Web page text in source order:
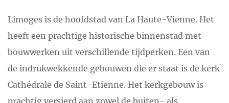
Limoges is de hoofdstad van La Haute-Vienne. Het
heeft een prachtige historische binnenstad met
bouwwerken uit verschillende tijdperken. Een van
de indrukwekkende gebouwen die er staat is de kerk
Cathédrale de Saint-Etienne. Het kerkgebouw is